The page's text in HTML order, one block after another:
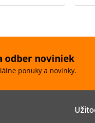
odber noviniek
ponuky a novinky.